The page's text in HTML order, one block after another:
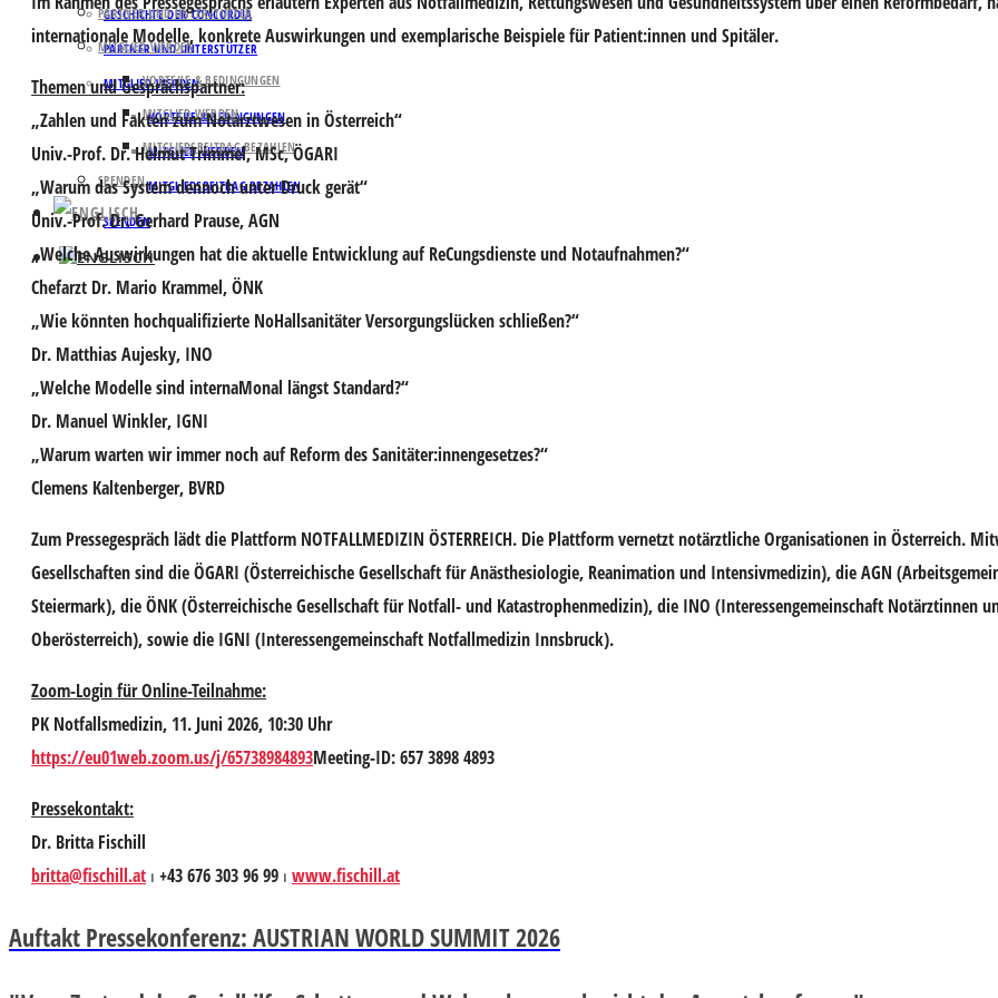
GESCHICHTE DER CONCORDIA
PARTNER UND UNTERSTÜTZER
MITGLIED WERDEN
VORTEILE & BEDINGUNGEN
MITGLIED WERDEN
MITGLIEDSBEITRAG BEZAHLEN
SPENDEN
PARTNER UND UNTERSTÜTZER
MITGLIED WERDEN
VORTEILE & BEDINGUNGEN
MITGLIED WERDEN
MITGLIEDSBEITRAG BEZAHLEN
SPENDEN
internationale Modelle, konkrete Auswirkungen und exemplarische Beispiele für Patient:innen und Spitäler.
Themen und Gesprächspartner:
„Zahlen und Fakten zum Notarztwesen in Österreich“
Univ.-Prof. Dr.Helmut Trimmel, MSc, ÖGARI
„Warum das System dennoch unter Druck gerät“
Univ.-Prof. Dr.Gerhard Prause, AGN
„Welche Auswirkungen hat die aktuelle Entwicklung auf ReCungsdienste und Notaufnahmen?“
Chefarzt Dr. Mario Krammel, ÖNK
„Wie könnten hochqualifizierte NoHallsanitäter Versorgungslücken schließen?“
Dr. Matthias Aujesky, INO
„Welche Modelle sind internaMonal längst Standard?“
Dr. Manuel Winkler, IGNI
„Warum warten wir immer noch auf Reform des Sanitäter:innengesetzes?“
Clemens Kaltenberger, BVRD
Zum Pressegespräch lädt die Plattform NOTFALLMEDIZIN ÖSTERREICH. Die Plattform vernetzt notärztliche Organisationen in Österreich.
Gesellschaften sind die ÖGARI (Österreichische Gesellschaft für Anästhesiologie, Reanimation und Intensivmedizin), die AGN
Steiermark), die ÖNK (Österreichische Gesellschaft für Notfall- und Katastrophenmedizin), die INO (Interessengemeinschaft Notärztinnen
Oberösterreich), sowie die IGNI (Interessengemeinschaft Notfallmedizin Innsbruck).
Zoom-Login für Online-Teilnahme:
PK Notfallsmedizin, 11. Juni 2026, 10:30 Uhr
https://eu01web.zoom.us/j/65738984893Meeting-ID: 657 3898 4893
Pressekontakt:
Dr. Britta Fischill
britta@fischill.at ⏐ +43 676 303 96 99 ⏐ www.fischill.at
Auftakt Pressekonferenz: AUSTRIAN WORLD SUMMIT 2026